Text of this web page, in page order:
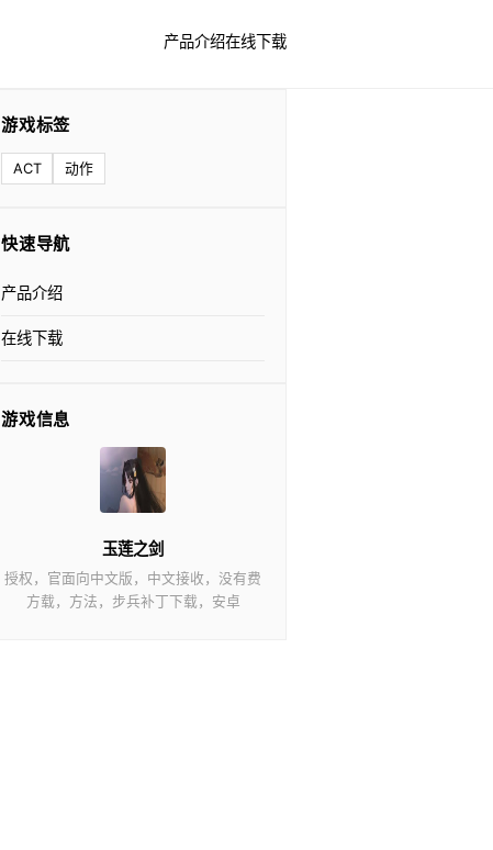
产品介绍在线下载
游戏标签
ACT 动作
快速导航
产品介绍
在线下载
游戏信息
玉莲之剑
授权，官面向中文版，中文接收，没有费
方载，方法，步兵补丁下载，安卓